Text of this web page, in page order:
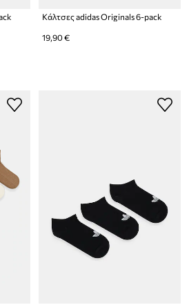
Κάλτσες adidas Originals 6-pack
19,90 €